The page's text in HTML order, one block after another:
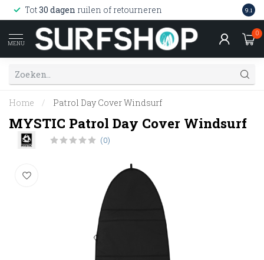
Tot30 dagen ruilen of retourneren 9.1
MENU
0
Home / Patrol Day Cover Windsurf
MYSTIC Patrol Day Cover Windsurf
(0)